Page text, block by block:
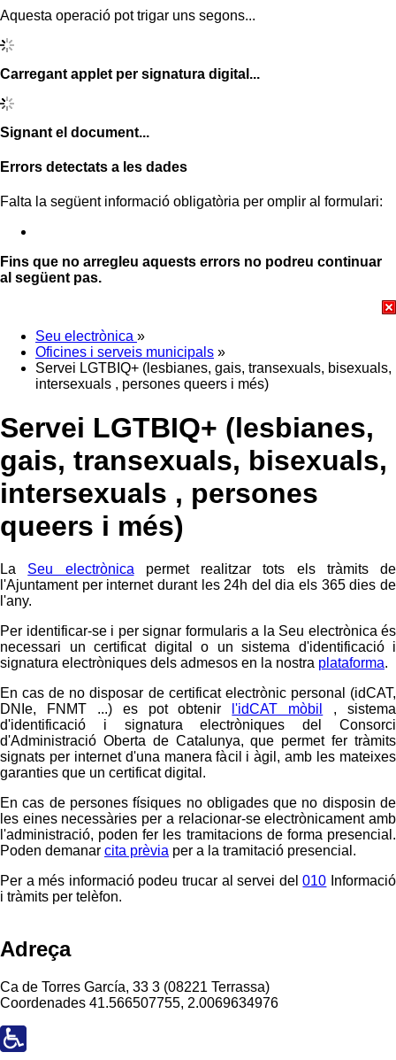
Aquesta operació pot trigar uns segons...
Carregant applet per signatura digital...
Signant el document...
Errors detectats a les dades
Falta la següent informació obligatòria per omplir al formulari:
Fins que no arregleu aquests errors no podreu continuar
al següent pas.
Seu electrònica »
Oficines i serveis municipals »
Servei LGTBIQ+ (lesbianes, gais, transexuals, bisexuals,
intersexuals , persones queers i més)
Servei LGTBIQ+ (lesbianes,
gais, transexuals, bisexuals,
intersexuals , persones
queers i més)
La Seu electrònica permet realitzar tots els tràmits de
l'Ajuntament per internet durant les 24h del dia els 365 dies de
l'any.
Per identificar-se i per signar formularis a la Seu electrònica és
necessari un certificat digital o un sistema d'identificació i
signatura electròniques dels admesos en la nostra plataforma.
En cas de no disposar de certificat electrònic personal (idCAT,
DNIe, FNMT ...) es pot obtenir
l'idCAT mòbil
, sistema
d'identificació i signatura electròniques del Consorci
d'Administració Oberta de Catalunya, que permet fer tràmits
signats per internet d'una manera fàcil i àgil, amb les mateixes
garanties que un certificat digital.
En cas de persones físiques no obligades que no disposin de
les eines necessàries per a relacionar-se electrònicament amb
l'administració, poden fer les tramitacions de forma presencial.
Poden demanar cita prèvia per a la tramitació presencial.
Per a més informació podeu trucar al servei del010 Informació
i tràmits per telèfon.
Adreça
Ca de Torres García, 33 3 (08221 Terrassa)
Coordenades 41.566507755, 2.0069634976